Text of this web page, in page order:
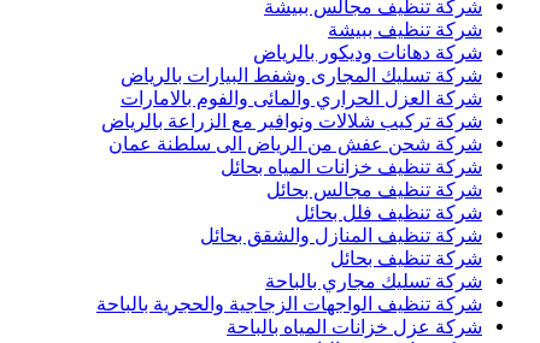
شركة تنظيف مجالس ببيشة
شركة تنظيف ببيشة
شركة دهانات وديكور بالرياض
شركة تسليك المجارى وشفط البيارات بالرياض
شركة العزل الحراري والمائى والفوم بالامارات
شركة تركيب شلالات ونوافير مع الزراعة بالرياض
شركة شحن عفش من الرياض الى سلطنة عمان
شركة تنظيف خزانات المياه بحائل
شركة تنظيف مجالس بحائل
شركة تنظيف فلل بحائل
شركة تنظيف المنازل والشقق بحائل
شركة تنظيف بحائل
شركة تسليك مجاري بالباحة
شركة تنظيف الواجهات الزجاجية والحجرية بالباحة
شركة عزل خزانات المياه بالباحة